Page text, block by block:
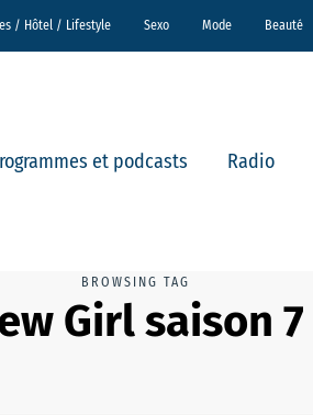
/ Hôtel / Lifestyle Sexo Mode Beauté
et podcasts Radio
BROWSING TAG
Girl saison 7